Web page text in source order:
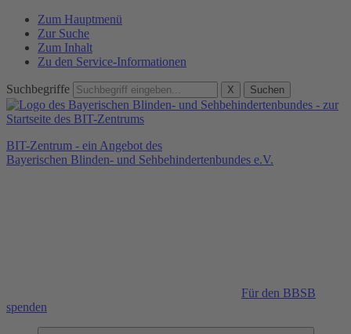
Zum Hauptmenü
Zur Suche
Zum Inhalt
Zu den Service-Informationen
Suchbegriffe X Suchen
BIT-Zentrum - ein Angebot des
Bayerischen Blinden- und Sehbehindertenbundes e.V.
Für den BBSB
spenden